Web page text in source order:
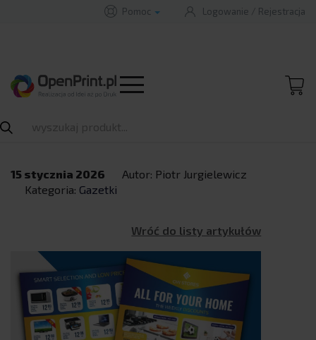
A
B
Pomoc Logowanie Rejestracja
gazetkach: Matematyka
wagi i kosztów
15 stycznia 2026
Autor: Piotr Jurgielewicz
Kategoria: Gazetki
Wróć do listy artykułów